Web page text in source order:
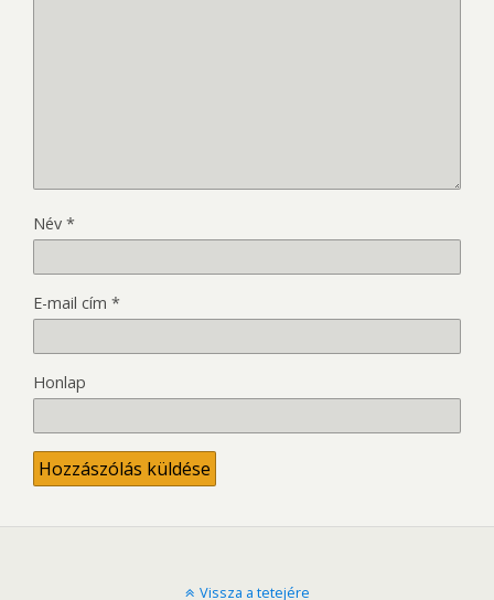
Név *
E-mail cím *
Honlap
Vissza a tetejére